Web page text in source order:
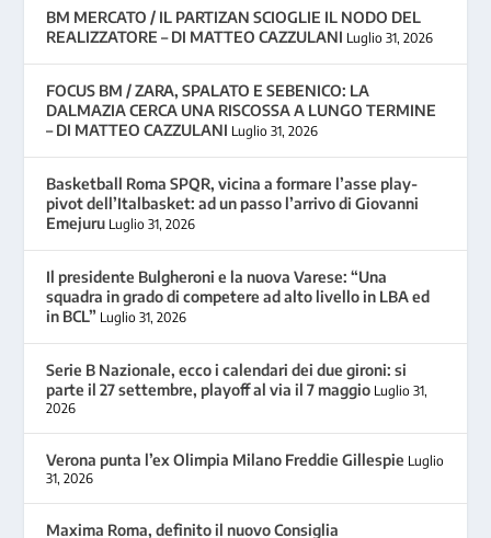
BM MERCATO / IL PARTIZAN SCIOGLIE IL NODO DEL
REALIZZATORE – DI MATTEO CAZZULANI Luglio 31, 2026
FOCUS BM / ZARA, SPALATO E SEBENICO: LA
DALMAZIA CERCA UNA RISCOSSA A LUNGO TERMINE
– DI MATTEO CAZZULANI Luglio 31, 2026
Basketball Roma SPQR, vicina a formare l’asse play-
pivot dell’Italbasket: ad un passo l’arrivo di Giovanni
Emejuru Luglio 31, 2026
Il presidente Bulgheroni e la nuova Varese: “Una
squadra in grado di competere ad alto livello in LBA ed
in BCL” Luglio 31, 2026
Serie B Nazionale, ecco i calendari dei due gironi: si
parte il 27 settembre, playoff al via il 7 maggio Luglio 31,
2026
Verona punta l’ex Olimpia Milano Freddie Gillespie Luglio
31, 2026
Maxima Roma, definito il nuovo Consiglia